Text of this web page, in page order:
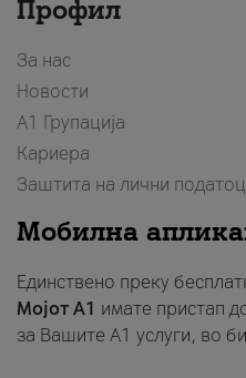
Профил
За нас
Новости
А1 Групација
Кариера
Заштита на лични
Мобилна
Единствено преку
Мојот A1 имате пристап
за Вашите A1 услуги, во